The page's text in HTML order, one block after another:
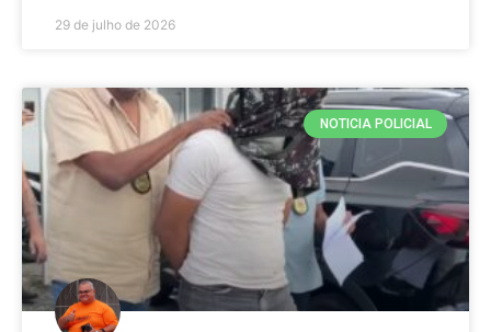
29 de julho de 2026
NOTICIA POLICIAL